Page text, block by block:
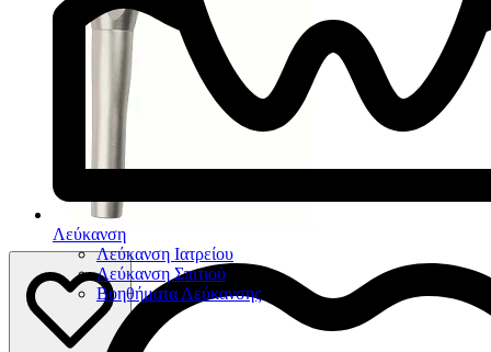
Λεύκανση
Λεύκανση Ιατρείου
Λεύκανση Σπιτιού
Βοηθήματα Λεύκανσης